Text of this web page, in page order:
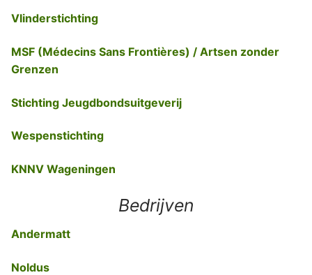
Vlinderstichting
MSF (Médecins Sans Frontières) / Artsen zonder
Grenzen
Stichting Jeugdbondsuitgeverij
Wespenstichting
KNNV Wageningen
Bedrijven
Andermatt
Noldus